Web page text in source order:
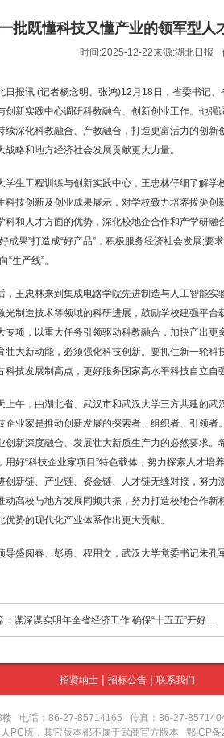
批既懂科技又懂产业的领军型
时间:2025-12-22来源:湖北日报
日报讯 (记者杨念明、张鸿)12月18日，省委书记
创新实践中心调研科教融合、创新创业工作。他
续深化科教融合、产教融合，打造更富活力的创
战略和地方经济社会发展贡献更大力量。
学生工程训练与创新实践中心，王忠林仔细了解
科技创新及创业成果展示，对学校致力培养拔尖
科和人才方面的优势，深化校地企合作和产学研
成果”打造成“好产品”，积极服务经济社会发展;
“生产线”。
，王忠林来到集成电路学院先进制造与人工智能实
光制造技术等领域的科研进展，鼓励学校建强平
专项，以重大任务引领驱动科教融合，加快产出
壮大新动能，必须强化科技创新。要抓住新一轮
科技发展制高点，更好服务国家高水平科技自立自强
上午，由湖北省、武汉市和武汉大学三方共建的
企业家是推动创新发展的探索者、组织者、引领
创新深度融合、发展壮大新质生产力的必然要求
用好“科技企业家项目”特色载体，努力探索人才
创新链、产业链、资金链、人才链无缝对接，努力
动高校与地方发展同频共振，努力打造校地合作
优势的现代化产业体系作出更大贡献。
导盛阅春、彭勇、程用文，武汉大学党委书记朱孔
上一篇：谋深谋实明年全省经济工作 确保“十五五”开好局起好步
招贤纳士 | 招标公告 | 联系我们
楼 电话：86-27-85714165 传真：86-27-
PC版，其它版本都不属于武商官方版本 鄂ICP